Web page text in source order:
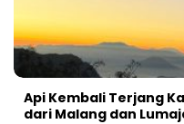
Api Kembali Terjang
dari Malang dan